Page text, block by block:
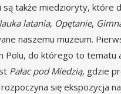
są także miedzioryty, które
latania, Opętanie,
naszemu muzeum.
Polu, do którego to
Pałac pod Miedzią, gdzie
się ekspozycja